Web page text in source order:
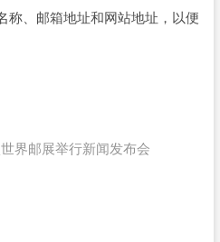
称、邮箱地址和网站地址，以便
界邮展举行新闻发布会